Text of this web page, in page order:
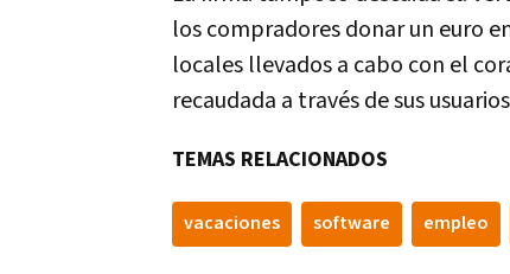
los compradores donar un euro
locales llevados a cabo con el
recaudada a través de sus
TEMAS RELACIONADOS
vacaciones software empleo